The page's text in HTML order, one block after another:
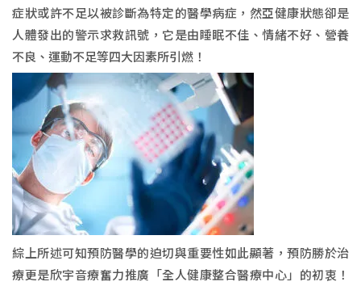
症狀或許不足以被診斷為特定的醫學病症，然亞健康狀態卻是
人體發出的警示求救訊號，它是由睡眠不佳、情緒不好、營養
不良、運動不足等四大因素所引燃！
綜上所述可知預防醫學的迫切與重要性如此顯著，預防勝於治
療更是欣宇音療奮力推廣「全人健康整合醫療中心」的初衷！